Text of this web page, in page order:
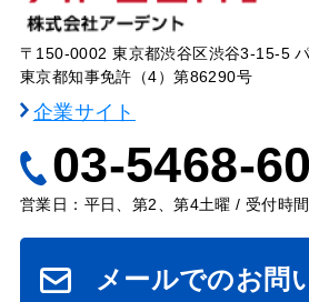
〒150-0002 東京都渋谷区渋谷3-15-5
東京都知事免許（4）第86290号
企業サイト
03-5468-
営業日：平日、第2、第4土曜 / 受付時
メールでのお問